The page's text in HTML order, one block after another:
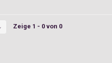
Zeige 1 - 0 von 0